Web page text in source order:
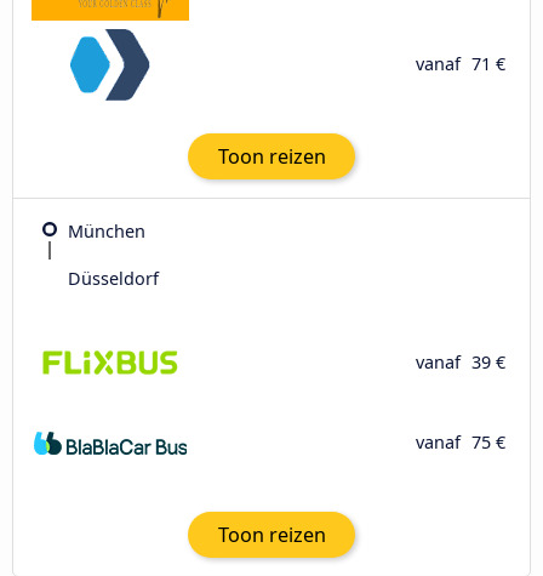
vanaf 71 €
Toon reizen
München
Düsseldorf
vanaf 39 €
vanaf 75 €
Toon reizen